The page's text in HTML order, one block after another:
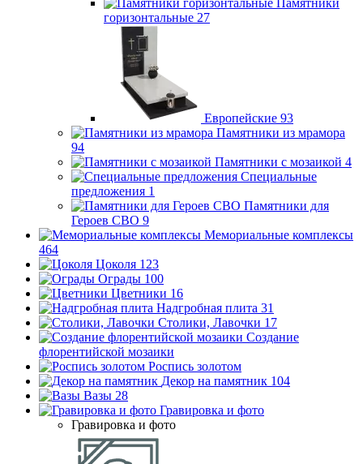
Памятники
горизонтальные 27
Европейские 93
Памятники из мрамора
94
Памятники с мозаикой 4
Специальные
предложения 1
Памятники для
Героев СВО 9
Мемориальные комплексы
464
Цоколя 123
Ограды 100
Цветники 16
Надгробная плита 31
Столики, Лавочки 17
Создание
флорентийской мозаики
Роспись золотом
Декор на памятник 104
Вазы 28
Гравировка и фото
Гравировка и фото